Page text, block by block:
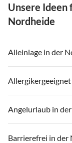
Unsere Ideen
Nordheide
Alleinlage in der
Angelurlaub in
Barrierefrei in der